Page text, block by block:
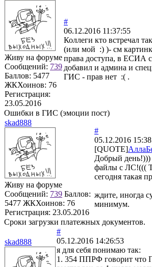
Живу на форуме
Сообщений: 739
Баллов: 5477
ЖКХоинов: 76
Регистрация:
23.05.2016
#
06.12.2016 11:37:55
Коллеги кто встречал
(или мой :) )- см
права доступа, в ЕСИА
добавил и админа и
ГИС - прав нет :( .
Ошибки в ГИС (эмоции пост)
skad888
Живу на форуме
Сообщений: 739 Баллов:
5477 ЖКХоинов: 76
Регистрация: 23.05.2016
#
05.12.2016
[QUOTE]
Добрый день!)))
файлы с ЛС!(((
сегодня такая
ждите, иногда
минимум.
Сроки загрузки платежных документов.
skad888
#
05.12.2016 14:26:53
я для себя понимаю так:
1. 354 ППРФ говорит что